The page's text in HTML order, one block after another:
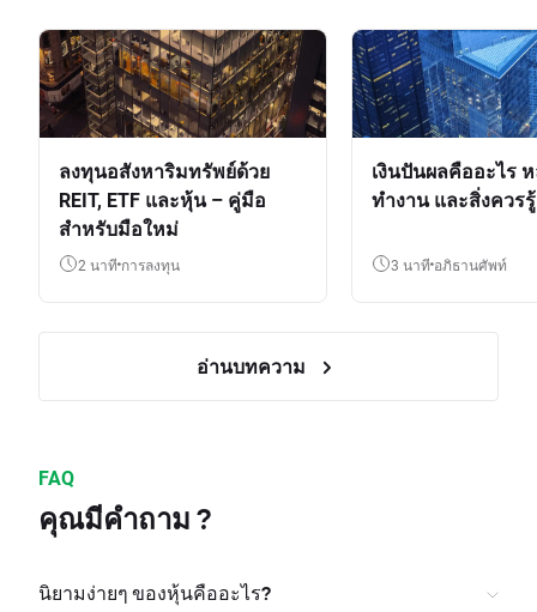
ลงทุนอสังหาริมทรัพย์ด้วย
REIT, ETF และหุ้น – คู่มือ
สำหรับมือใหม่
2 นาที การลงทุน
เงินปันผลคืออะไร
ทำงาน และสิ่งควรรู้
3 นาที อภิธานศัพท์
อ่านบทความ
FAQ
คุณมีคำถาม ?
นิยามง่ายๆ ของหุ้นคืออะไร?